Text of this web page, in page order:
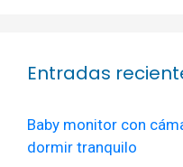
Entradas
Baby monitor con
dormir tranquilo